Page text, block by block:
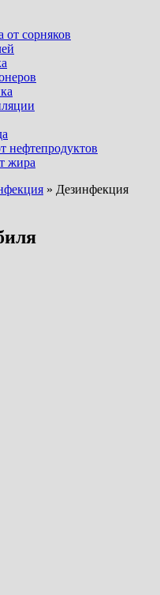
от сорняков
нефтепродуктов
жира
» Дезинфекция